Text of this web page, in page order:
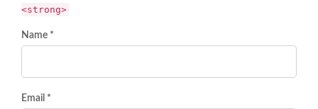
<strong>
Name *
Email *